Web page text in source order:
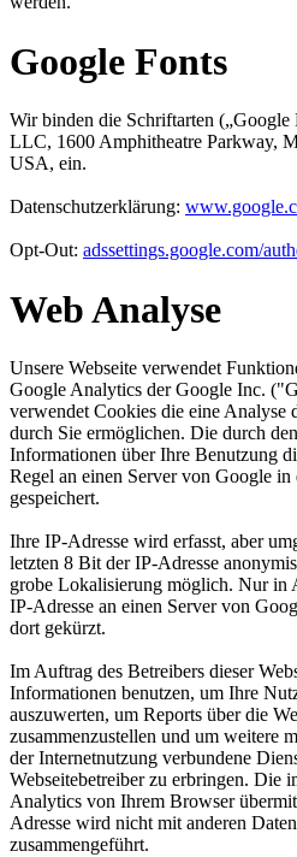
Google Fonts
Wir binden die Schriftarten („Google
LLC, 1600 Amphitheatre Parkway,
USA, ein.
Datenschutzerklärung:
Opt-Out: adssettings.google.com/
Web Analyse
Unsere Webseite verwendet
Google Analytics der Google Inc.
verwendet Cookies die eine Analyse
durch Sie ermöglichen. Die durch
Informationen über Ihre Benutzung
Regel an einen Server von Google
gespeichert.
Ihre IP-Adresse wird erfasst, aber
letzten 8 Bit der IP-Adresse
grobe Lokalisierung möglich. Nur in
IP-Adresse an einen Server von
dort gekürzt.
Im Auftrag des Betreibers dieser
Informationen benutzen, um Ihre
auszuwerten, um Reports über die
zusammenzustellen und um weitere
der Internetnutzung verbundene
Webseitebetreiber zu erbringen. Die
Analytics von Ihrem Browser
Adresse wird nicht mit anderen
zusammengeführt.